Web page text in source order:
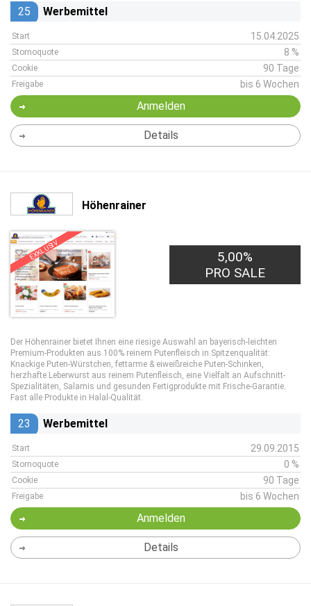
25 Werbemittel
Start 15.04.2025
Stornoquote 8 %
Cookie 90 Tage
Freigabe bis 6 Wochen
Anmelden
Details
Höhenrainer
EXKLUSIV
5,00%
PRO SALE
Der Höhenrainer bietet Ihnen eine riesige Auswahl an bayerisch-leichten
Premium-Produkten aus 100% reinem Putenfleisch in Spitzenqualität:
Knackige Puten-Würstchen, fettarme & eiweißreiche Puten-Schinken,
herzhafte Leberwurst aus reinem Putenfleisch, eine Vielfalt an Aufschnitt-
Spezialitäten, Salamis und gesunden Fertigprodukte mit Frische-Garantie.
Fast alle Produkte in Halal-Qualität.
23 Werbemittel
Start 29.09.2015
Stornoquote 0 %
Cookie 90 Tage
Freigabe bis 6 Wochen
Anmelden
Details